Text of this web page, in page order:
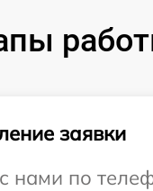
заявки
нами по